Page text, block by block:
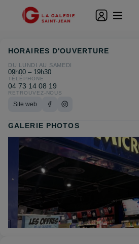
HORAIRES D'OUVERTURE
DU LUNDI AU SAMEDI
09h00 – 19h30
TÉLÉPHONE
04 73 14 08 19
RETROUVEZ-NOUS
Site web
GALERIE PHOTOS